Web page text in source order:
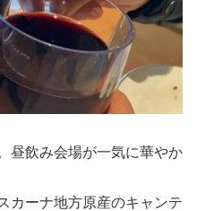
昼飲み会場が一気に華やか
カーナ地方原産のキャンテ